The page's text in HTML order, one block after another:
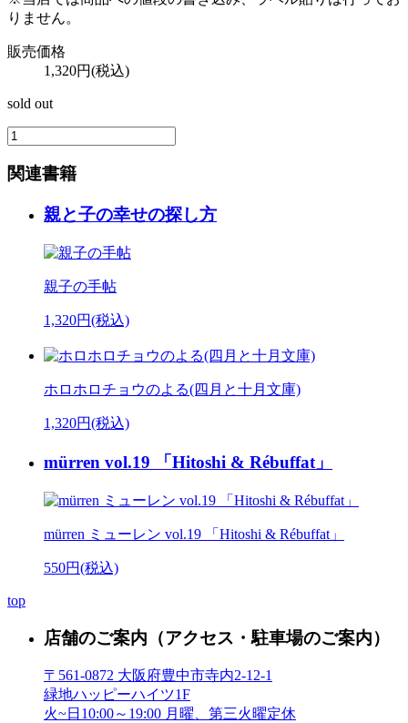
りません。
販売価格
1,320円(税込)
sold out
関連書籍
親と子の幸せの探し方
親子の手帖
1,320円(税込)
ホロホロチョウのよる(四月と十月文庫)
1,320円(税込)
mürren vol.19 「Hitoshi & Rébuffat」
mürren ミューレン vol.19 「Hitoshi & Rébuffat」
550円(税込)
top
店舗のご案内 （アクセス・駐車場のご案内）
〒561-0872 大阪府豊中市寺内2-12-1
緑地ハッピーハイツ1F
火~日10:00～19:00 月曜、第三火曜定休